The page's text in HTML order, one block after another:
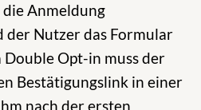
Anmeldung
der Nutzer das Formular
Double Opt-in muss der
Bestätigungslink in einer
nach der ersten